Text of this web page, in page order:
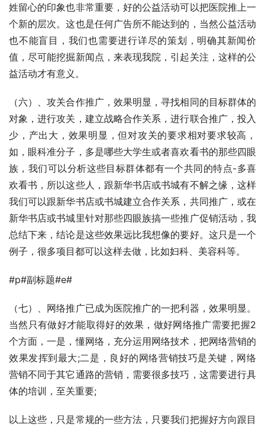
姓留心的印象也非常重要，好的公益活动可以把医院推上一
个新的层次。这也是任何广告所不能达到的，当然公益活动
也不能盲目，我们也需要进行详尽的策划，明确其新闻价
值，尽可能挖掘新闻点，来表现我院，引起关注，这样的公
益活动才有意义。
（六）、攻关合作推广，效果明显，寻找相同的目标群体的
对象，进行攻关，建立战略合作关系，进行联合推广，投入
少，产出大，效果明显，但对攻关的要求相对要求较高，
如，眼科准分子，多是哪些大学生或者喜欢看书的那些四眼
族，我们可以分析这些目标群体都有一个共同的特点-多喜
欢看书，所以这些人，跟新华书店或书城有不解之缘，这样
我们可以跟新华书店或书城建立合作关系，共同推广，或在
新华书店或书城里针对那些四眼族搞一些推广促销活动，我
总结下来，结论是这些效果远比我想像的要好。这只是一个
例子，很多项目都可以这样去做，比如妇科、美容科等。
#p#副标题#e#
（七）、网络推广已成为医院推广的一把利器，效果明显。
当然只有做好才能取得好的效果，做好网络推广需要把握2
个方面，一是，懂网络，充分运用网络技术，把网络营销的
效果发挥到最大;二是，良好的网络营销技巧是关键，网络
营销不同于其它通路的营销，需要很多技巧，这需要进行具
体的培训，至关重要;
以上这些，只是常规的一些方法，只要我们把握好方向跟目